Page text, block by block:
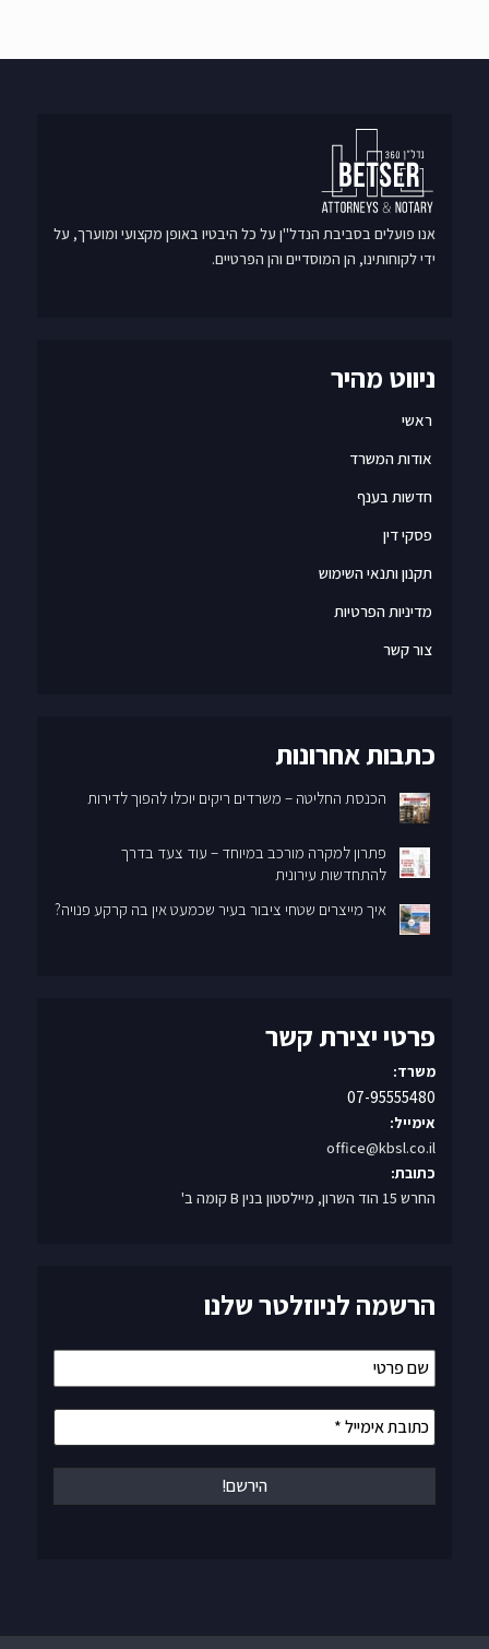
אנו פועלים בסביבת הנדל"ן על כל היבטיו באופן מקצועי ומוערך, על
ידי לקוחותינו, הן המוסדיים והן הפרטיים.
ניווט מהיר
ראשי
אודות המשרד
חדשות בענף
פסקי דין
תקנון ותנאי השימוש
מדיניות הפרטיות
צור קשר
כתבות אחרונות
הכנסת החליטה – משרדים ריקים יוכלו להפוך לדירות
פתרון למקרה מורכב במיוחד – עוד צעד בדרך
להתחדשות עירונית
איך מייצרים שטחי ציבור בעיר שכמעט אין בה קרקע פנויה?
פרטי יצירת קשר
משרד:
07-95555480
אימייל:
office@kbsl.co.il
כתובת:
החרש 15 הוד השרון, מיילסטון בנין B קומה ב'
הרשמה לניוזלטר שלנו
שם
פרטי
כתובת
אימייל